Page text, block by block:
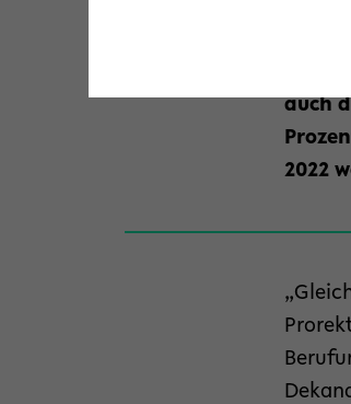
auch
2022